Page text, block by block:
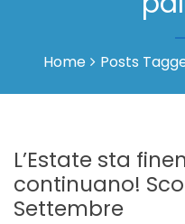
Home Posts
L’Estate sta
continuano!
Settembre